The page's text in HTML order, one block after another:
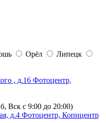
Орёл
Липецк
, д.16 Фотоцентр,
Вск с 9:00 до 20:00)
д.4 Фотоцентр, Копицентр